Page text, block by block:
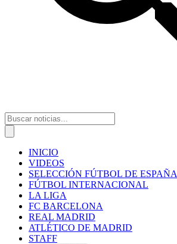
INICIO
VIDEOS
SELECCIÓN FÚTBOL DE ESPAÑA
FÚTBOL INTERNACIONAL
LA LIGA
FC BARCELONA
REAL MADRID
ATLÉTICO DE MADRID
STAFF